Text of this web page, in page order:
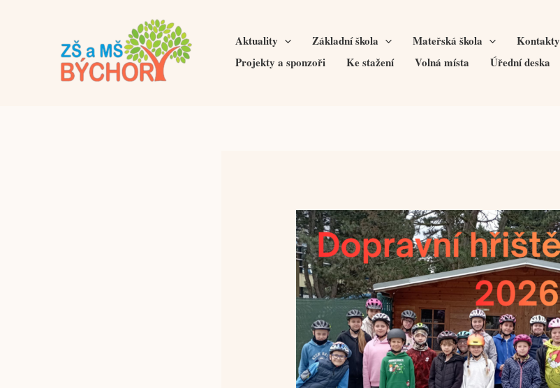
Aktuality Základní škola Mateřská škola Kontakty
Projekty a sponzoři
Ke stažení Volná místa Úřední deska